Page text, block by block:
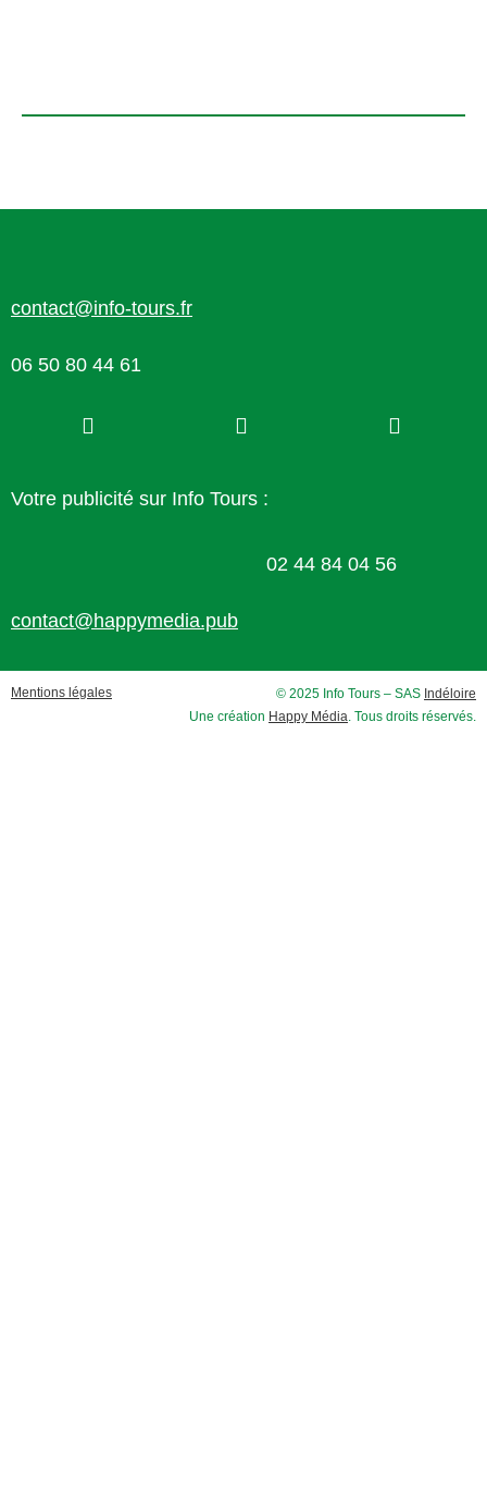
contact@info-tours.fr
06 50 80 44 61
Votre publicité sur Info Tours :
02 44 84 04 56
contact@happymedia.pub
Mentions légales © 2025 Info Tours – SAS Indéloire
Une création Happy Média . Tous droits réservés.